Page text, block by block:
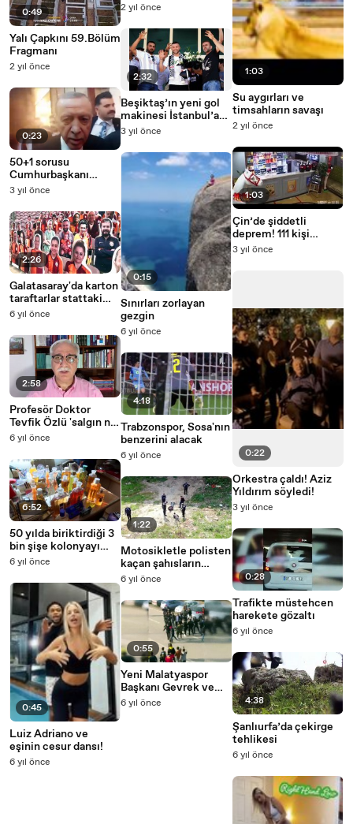
0:49
Yalı Çapkını 59.Bölüm
Fragmanı
2 yıl önce
0:23
50+1 sorusu
Cumhurbaşkanı
Erdoğan'ı çok
VİDEO!
3 yıl önce
2:26
Galatasaray'da karton
taraftarlar stattaki
yerini alıyor
6 yıl önce
2:58
Profesör Doktor
Tevfik Özlü 'salgın ne
zaman biter?'
6 yıl önce
6:52
50 yılda biriktirdiği 3
bin şişe kolonyayı
dağıtıyor
6 yıl önce
0:45
Luiz Adriano ve
eşinin cesur dansı!
6 yıl önce
2 yıl önce
2:32
Beşiktaş’ın yeni gol
makinesi İstanbul’a
geldi
3 yıl önce
0:15
Sınırları zorlayan
gezgin
6 yıl önce
4:18
Trabzonspor, Sosa'nın
benzerini alacak
6 yıl önce
1:22
Motosikletle polisten
kaçan şahısların
yakalandığı anlar
6 yıl önce
0:55
Yeni Malatyaspor
Başkanı Gevrek ve
taraftarlar arasında
6 yıl önce
1:03
Su aygırları ve
timsahların savaşı
2 yıl önce
1:03
Çin’de şiddetli
deprem! 111 kişi
hayatını kaybetti
3 yıl önce
0:22
Orkestra çaldı! Aziz
Yıldırım söyledi!
3 yıl önce
0:28
Trafikte müstehcen
harekete gözaltı
6 yıl önce
4:38
Şanlıurfa’da çekirge
tehlikesi
6 yıl önce